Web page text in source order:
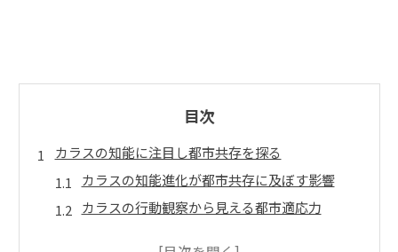
目次
カラスの知能に注目し都市共存を探る
カラスの知能進化が都市共存に及ぼす影響
カラスの行動観察から見える都市適応力